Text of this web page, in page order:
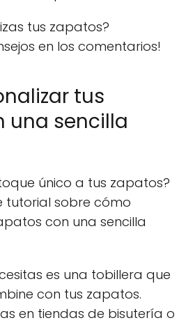
tus zapatos?
en los comentarios!
tus
una sencilla
único a tus zapatos?
tutorial sobre cómo
con una sencilla
es una tobillera que
con tus zapatos.
en tiendas de bisutería o